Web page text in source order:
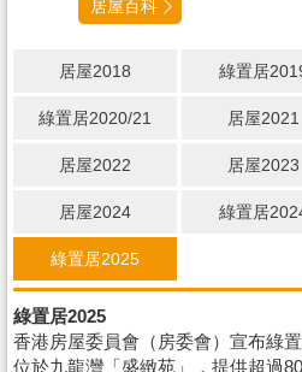
居屋百科
居屋2018 綠置居
綠置居2020/21 居屋2021
居屋2022 居屋2023
居屋2024 綠置居
綠置居2025
綠置居2025
香港房屋委員會（房委會）宣布綠
位於九龍灣「盛緻苑」，提供超過